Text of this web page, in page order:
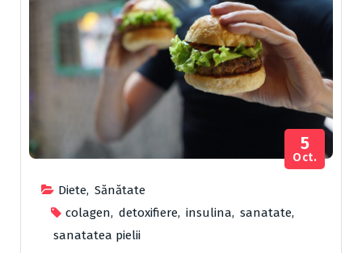
Diete, Sănătate
colagen, detoxifiere, insulina, sanatate,
sanatatea pielii
5
Oct.